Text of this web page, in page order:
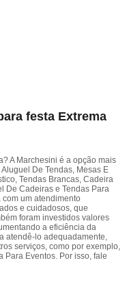
festa Extrema
A Marchesini é a opção mais
De Tendas, Mesas E
Tendas Brancas, Cadeira
De Cadeiras e Tendas Para
com um atendimento
e cuidadosos, que
foram investidos valores
a eficiência da
atendê-lo adequadamente,
serviços, como por exemplo,
Para Eventos. Por isso, fale